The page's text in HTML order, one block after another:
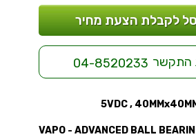
לקבלת הצעת מחיר
התקשר 04-8520233
VAPO - ADVANCED BALL